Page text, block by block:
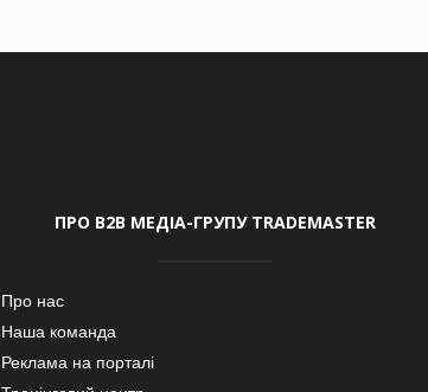
ПРО В2В МЕДІА-ГРУПУ TRADEMASTER
Про нас
Наша команда
Реклама на порталі